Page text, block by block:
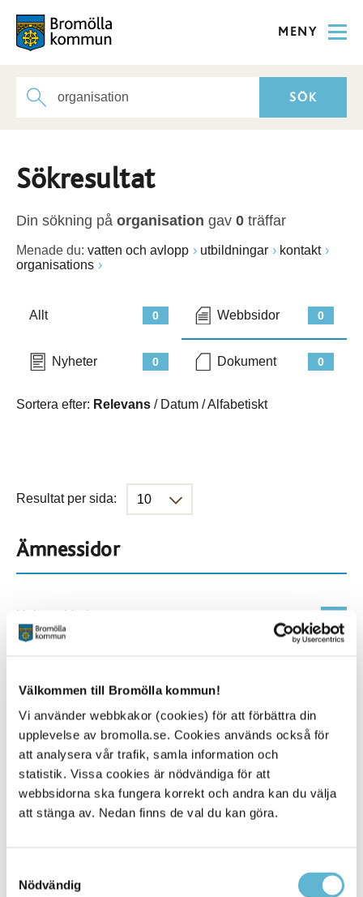
Välkommen till Bromölla kommun!
Vi använder webbkakor (cookies) för att förbättra din
upplevelse av bromolla.se. Cookies används också för
att analysera vår trafik, samla information och
statistik. Vissa cookies är nödvändiga för att
webbsidorna ska fungera korrekt och andra kan du välja
att stänga av. Nedan finns de val du kan göra.
Nödvändig
MENY
Sökresultat
Din sökning på organisation gav 0 träffar
Menade du: vatten och avlopp utbildningar
kontakt
organisations
0
Allt 0
Webbsidor
0
Nyheter 0
Dokument
Sortera efter: Relevans / Datum /Alfabetiskt
Resultat per sida:
Ämnessidor
Hela webbplatsen
114
Alla platser